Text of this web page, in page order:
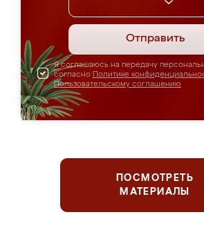
Отправить
Я соглашаюсь на передачу
согласно Политике
Пользовательскому соглашению
ПОСМОТРЕТЬ
МАТЕРИАЛЫ